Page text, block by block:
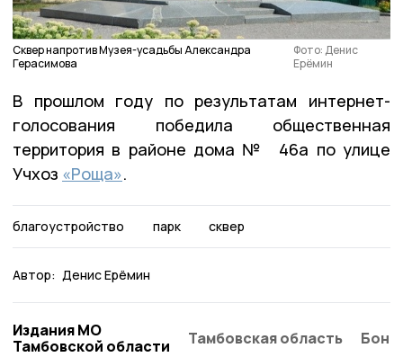
Сквер напротив Музея-усадьбы Александра
Герасимова
Фото: Денис
Ерёмин
В прошлом году по результатам интернет-
голосования победила общественная
территория в районе дома № 46а по улице
Учхоз «Роща».
благоустройство парк сквер
Автор: Денис Ерёмин
Издания МО
Тамбовской области
Тамбовская область